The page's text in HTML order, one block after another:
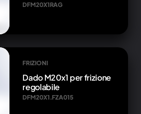
DFM20X1RAG
FRIZIONI
Dado M20x1 per frizione
regolabile
DFM20X1.FZA015